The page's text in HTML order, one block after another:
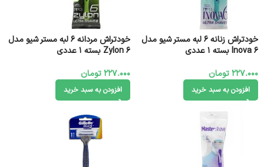
خودتراش زنانه 6 لبه مستر شیو مدل
Inova 6 بسته 1 عددی
227.000تومان
افزودن به سبد خرید
خودتراش مردانه 6 لبه مستر شیو مدل
Zylon 6 بسته 1 عددی
227.000تومان
افزودن به سبد خرید